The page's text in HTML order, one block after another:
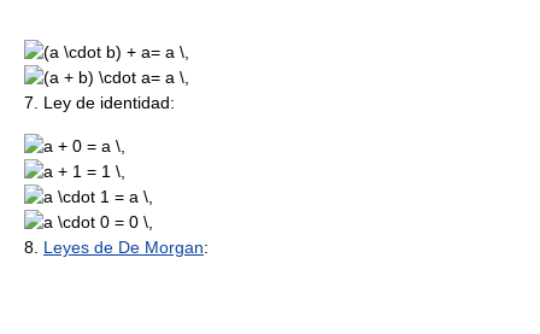
7. Ley de identidad:
8. Leyes de De Morgan: